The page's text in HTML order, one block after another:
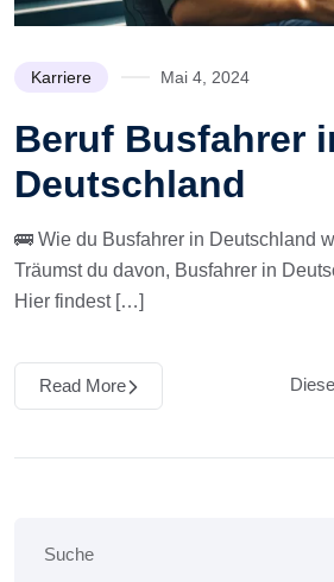
Karriere Mai 4, 2024
Beruf Busfahrer
Deutschland
🚌 Wie du Busfahrer in Deutschland
Träumst du davon, Busfahrer in
Hier findest […]
Read More